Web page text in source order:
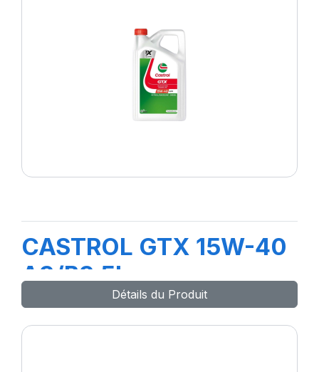
CASTROL GTX 15W-40
A3/B3 5L
Détails du Produit